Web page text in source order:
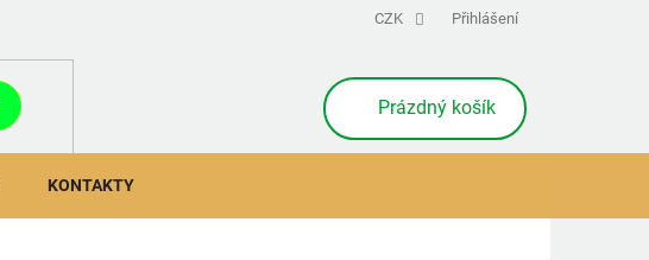
CZK Přihlášení
NÁKUPNÍ
KOŠÍK
Prázdný košík
KONTAKTY